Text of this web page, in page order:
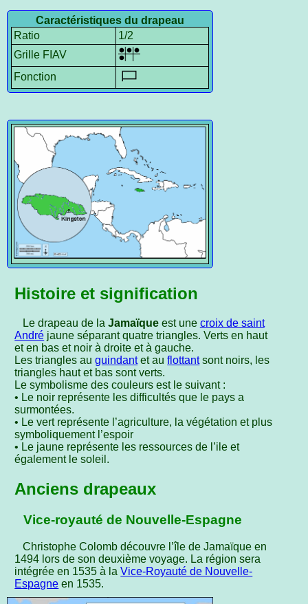
Caractéristiques du drapeau
Ratio
1/2
Grille FIAV
Fonction
Histoire et signification
Le drapeau de la Jamaïqueest une croix de saint
André jaune séparant quatre triangles. Verts en haut
et en bas et noir à droite et à gauche.
Les triangles auguindantet auflottantsont noirs, les
triangles haut et bas sont verts.
Le symbolisme des couleurs est le suivant :
• Le noir représente les difficultés que le pays a
surmontées.
• Le vert représente l’agriculture, la végétation et plus
symboliquement l’espoir
• Le jaune représente les ressources de l’ile et
également le soleil.
Anciens drapeaux
Vice-royauté de Nouvelle-Espagne
Christophe Colomb découvre l’île de Jamaïque en
1494 lors de son deuxième voyage. La région sera
intégrée en 1535 à laVice-Royauté de Nouvelle-
Espagne en 1535.